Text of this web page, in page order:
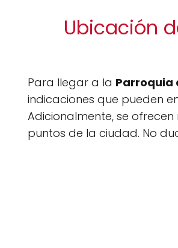
Ubicación
Para llegar a la Parroquia
indicaciones que pueden
Adicionalmente, se
puntos de la ciudad. No